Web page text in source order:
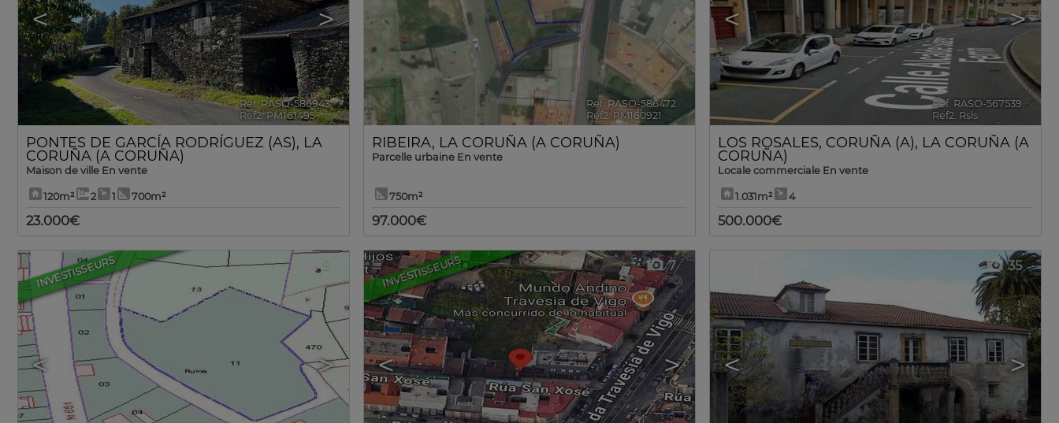
< >
Ref. RASO-586943 🔗
Ref2. PM161495
PONTES DE GARCÍA RODRÍGUEZ (AS), LA
CORUÑA (A CORUÑA)
Maison de ville En vente
120m² 2 1 700m²
23.000€
Ref. RASO-586472
Ref2. PM160921
RIBEIRA, LA CORUÑA (A CORUÑA)
Parcelle urbaine En vente
750m²
97.000€
< >
Ref. RASO-567539 🔗
Ref2. Rsls
LOS ROSALES, CORUÑA (A), LA CORUÑA (A
CORUÑA)
Locale commerciale En vente
1.031m² 4
500.000€
INVESTISSEURS
< >
9 INVESTISSEURS
< >
7
< >
35